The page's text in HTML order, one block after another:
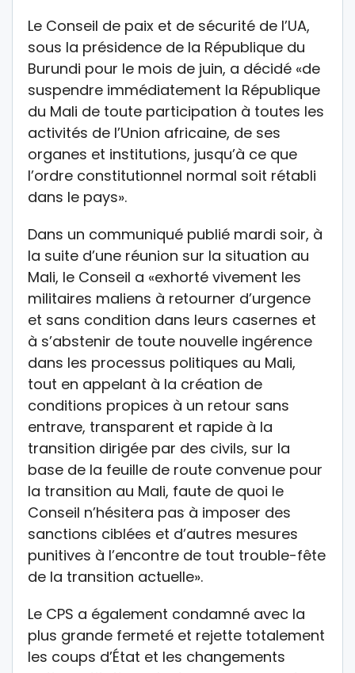
Le Conseil de paix et de sécurité de l’UA,
sous la présidence de la République du
Burundi pour le mois de juin, a décidé «de
suspendre immédiatement la République
du Mali de toute participation à toutes les
activités de l’Union africaine, de ses
organes et institutions, jusqu’à ce que
l’ordre constitutionnel normal soit rétabli
dans le pays».
Dans un communiqué publié mardi soir, à
la suite d’une réunion sur la situation au
Mali, le Conseil a «exhorté vivement les
militaires maliens à retourner d’urgence
et sans condition dans leurs casernes et
à s’abstenir de toute nouvelle ingérence
dans les processus politiques au Mali,
tout en appelant à la création de
conditions propices à un retour sans
entrave, transparent et rapide à la
transition dirigée par des civils, sur la
base de la feuille de route convenue pour
la transition au Mali, faute de quoi le
Conseil n’hésitera pas à imposer des
sanctions ciblées et d’autres mesures
punitives à l’encontre de tout trouble-fête
de la transition actuelle».
Le CPS a également condamné avec la
plus grande fermeté et rejette totalement
les coups d’État et les changements